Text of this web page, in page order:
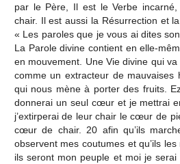
par le Père, Il est le Verbe
chair. Il est aussi la Résurrection et
« Les paroles que je vous ai dites
La Parole divine contient en elle-
en mouvement. Une Vie divine qui
comme un extracteur de mauvaises
qui nous mène à porter des fruits.
donnerai un seul cœur et je mettrai
j’extirperai de leur chair le cœur de
cœur de chair. 20 afin qu’ils
observent mes coutumes et qu’ils
ils seront mon peuple et moi je serai